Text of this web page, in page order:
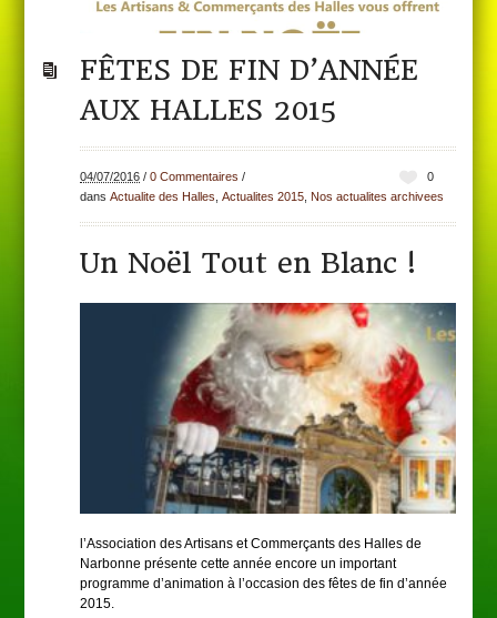
FÊTES DE FIN D’ANNÉE
AUX HALLES 2015
0
04/07/2016 /0 Commentaires /
dansActualite des Halles ,Actualites 2015 Nos actualites archivees
Un Noël Tout en Blanc !
l’Association des Artisans et Commerçants des Halles de
Narbonne présente cette année encore un important
programme d’animation à l’occasion des fêtes de fin d’année
2015.